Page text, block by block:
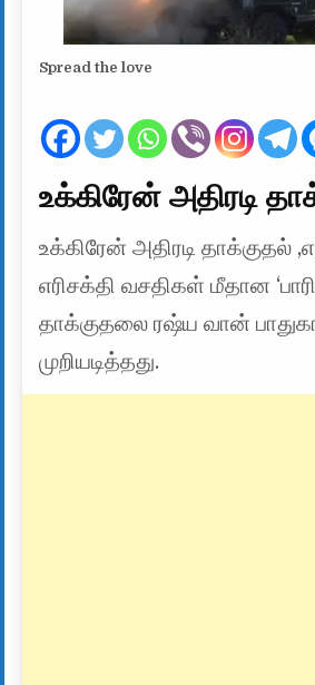
Spread the love
உக்கிரேன் அதிரடி
உக்கிரேன் அதிரடி தாக்குதல்
எரிசக்தி வசதிகள் மீதான
தாக்குதலை ரஷ்ய வான்
முறியடித்தது.